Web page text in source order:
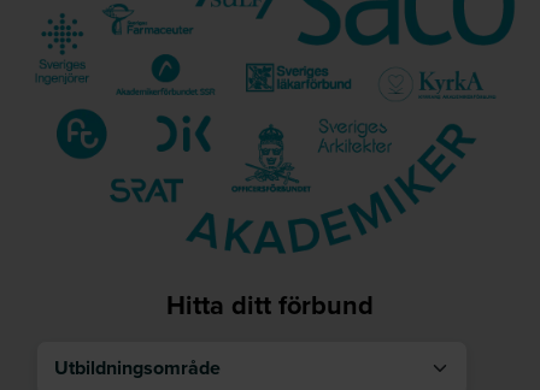
Hitta ditt förbund
Utbildningsområde